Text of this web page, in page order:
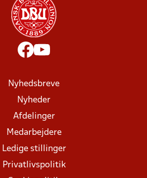
Nyhedsbreve
Nyheder
Afdelinger
Medarbejdere
Ledige stillinger
Privatlivspolitik